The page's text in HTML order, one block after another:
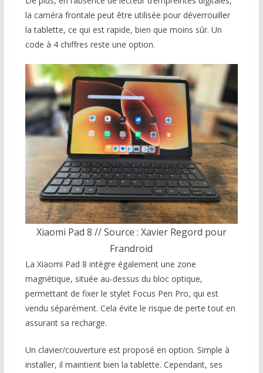
la caméra frontale peut être utilisée pour déverrouiller
la tablette, ce qui est rapide, bien que moins sûr. Un
code à 4 chiffres reste une option.
Xiaomi Pad 8 // Source : Xavier Regord pour
Frandroid
La Xiaomi Pad 8 intègre également une zone
magnétique, située au-dessus du bloc optique,
permettant de fixer le stylet Focus Pen Pro, qui est
vendu séparément. Cela évite le risque de perte tout en
assurant sa recharge.
Un clavier/couverture est proposé en option. Simple à
installer, il maintient bien la tablette. Cependant, ses